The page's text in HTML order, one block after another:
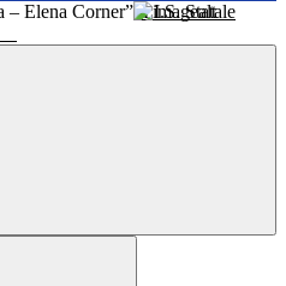
I.I.S. Statale